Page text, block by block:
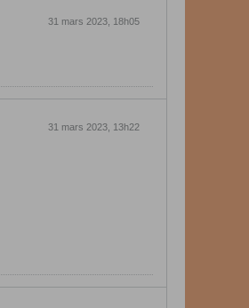
31 mars 2023, 18h05
31 mars 2023, 13h22